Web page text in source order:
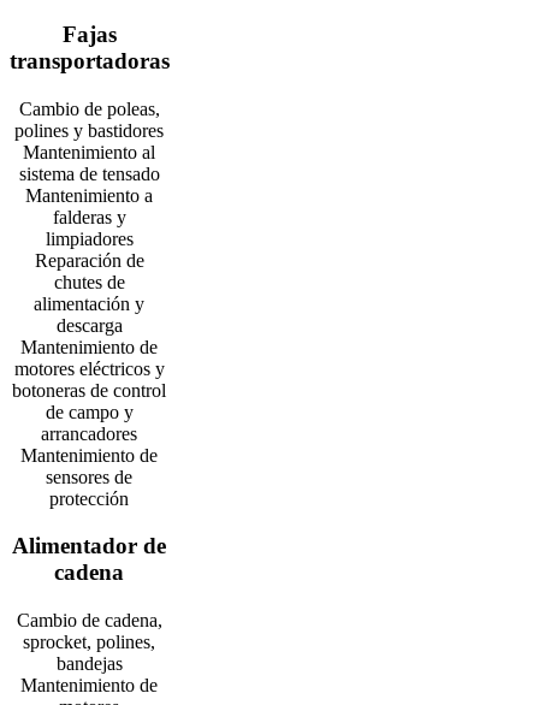
Fajas
transportadoras
Cambio de poleas,
polines y bastidores
Mantenimiento al
sistema de tensado
Mantenimiento a
falderas y
limpiadores
Reparación de
chutes de
alimentación y
descarga
Mantenimiento de
motores eléctricos y
botoneras de control
de campo y
arrancadores
Mantenimiento de
sensores de
protección
Alimentador de
cadena
Cambio de cadena,
sprocket, polines,
bandejas
Mantenimiento de